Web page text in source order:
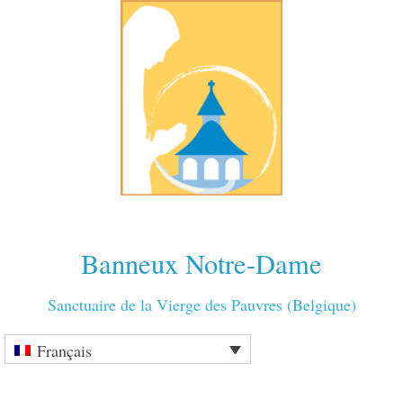
Banneux Notre-Dame
Sanctuaire de la Vierge des Pauvres (Belgique)
Français